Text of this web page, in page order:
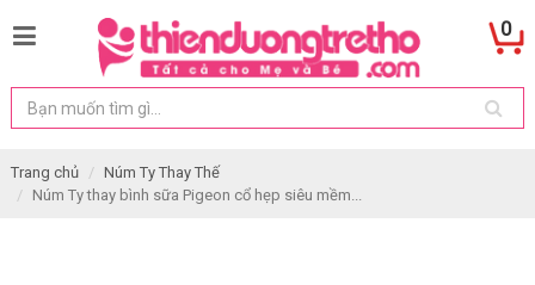
0
Trang chủ
Núm Ty Thay Thế
Núm Ty thay bình sữa Pigeon cổ hẹp siêu mềm...